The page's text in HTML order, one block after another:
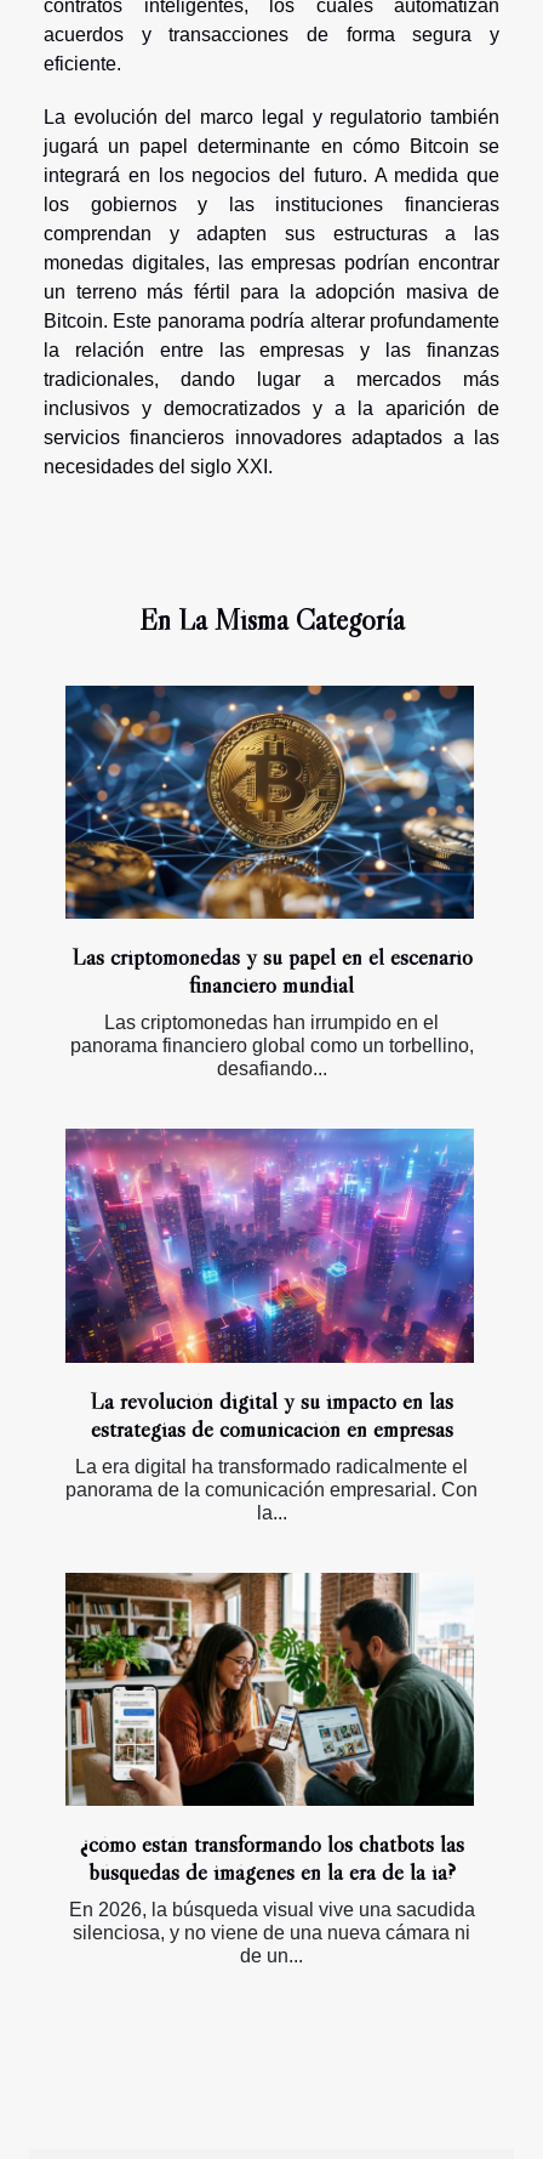
contratos inteligentes, los cuales automatizan
acuerdos y transacciones de forma segura y
eficiente.
La evolución del marco legal y regulatorio también
jugará un papel determinante en cómo Bitcoin se
integrará en los negocios del futuro. A medida que
los gobiernos y las instituciones financieras
comprendan y adapten sus estructuras a las
monedas digitales, las empresas podrían encontrar
un terreno más fértil para la adopción masiva de
Bitcoin. Este panorama podría alterar profundamente
la relación entre las empresas y las finanzas
tradicionales, dando lugar a mercados más
inclusivos y democratizados y a la aparición de
servicios financieros innovadores adaptados a las
necesidades del siglo XXI.
En La Misma Categoría
Las criptomonedas y su papel en el escenario
financiero mundial
Las criptomonedas han irrumpido en el
panorama financiero global como un torbellino,
desafiando...
La revolución digital y su impacto en las
estrategias de comunicación en empresas
La era digital ha transformado radicalmente el
panorama de la comunicación empresarial. Con
la...
¿cómo están transformando los chatbots las
búsquedas de imágenes en la era de la ia?
En 2026, la búsqueda visual vive una sacudida
silenciosa, y no viene de una nueva cámara ni
de un...